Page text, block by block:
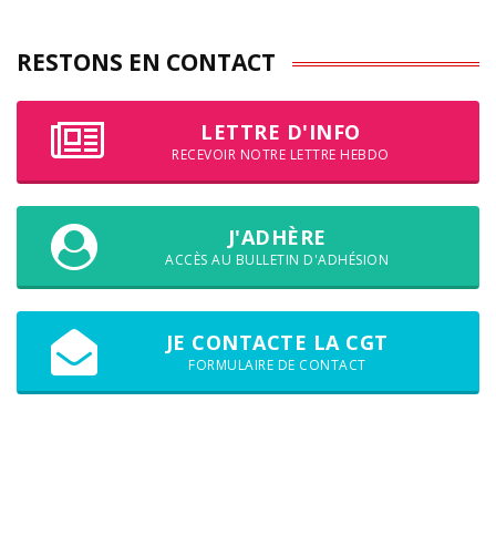
RESTONS EN CONTACT
LETTRE D'INFO
RECEVOIR NOTRE LETTRE HEBDO
J'ADHÈRE
ACCÈS AU BULLETIN D'ADHÉSION
JE CONTACTE LA CGT
FORMULAIRE DE CONTACT